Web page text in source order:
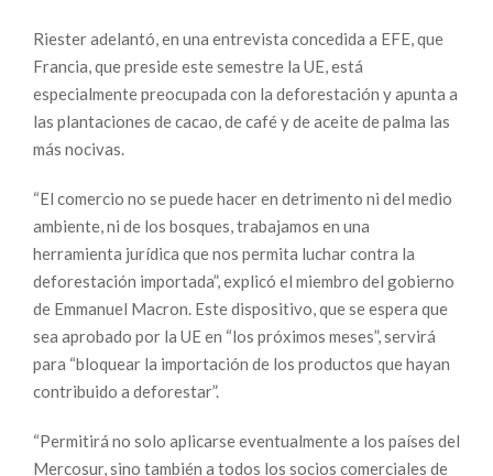
Riester adelantó, en una entrevista concedida a EFE, que
Francia, que preside este semestre la UE, está
especialmente preocupada con la deforestación y apunta a
las plantaciones de cacao, de café y de aceite de palma las
más nocivas.
“El comercio no se puede hacer en detrimento ni del medio
ambiente, ni de los bosques, trabajamos en una
herramienta jurídica que nos permita luchar contra la
deforestación importada”, explicó el miembro del gobierno
de Emmanuel Macron. Este dispositivo, que se espera que
sea aprobado por la UE en “los próximos meses”, servirá
para “bloquear la importación de los productos que hayan
contribuido a deforestar”.
“Permitirá no solo aplicarse eventualmente a los países del
Mercosur, sino también a todos los socios comerciales de